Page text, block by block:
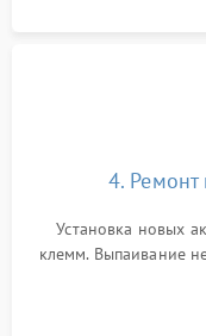
4.
Установка новых
клемм. Выпаивание
цепи
Восстановление